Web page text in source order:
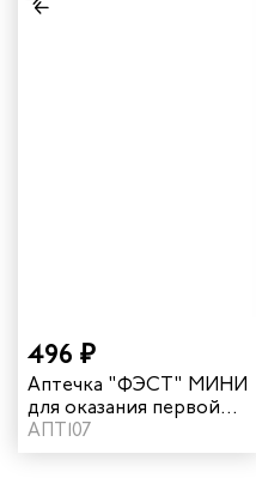
496 ₽
Аптечка "ФЭСТ" МИНИ
для оказания первой
помощи
АПТ107